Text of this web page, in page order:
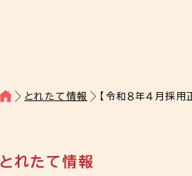
とれたて情報 【令和８年４月採
とれたて情報